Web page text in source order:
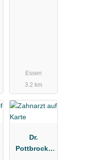
Essen
3.2 km
Dr.
Pottbrock |